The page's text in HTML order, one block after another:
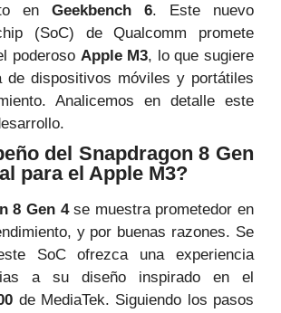
en Geekbench 6. Este nuevo
(SoC) de Qualcomm promete
poderoso Apple M3, lo que sugiere
de dispositivos móviles y portátiles
Analicemos en detalle este
del Snapdragon 8 Gen
para el Apple M3?
8 Gen 4se muestra prometedor en
y por buenas razones. Se
SoC ofrezca una experiencia
a su diseño inspirado en el
de MediaTek. Siguiendo los pasos